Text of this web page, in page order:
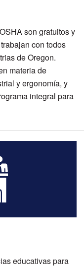
son gratuitos y
con todos
de Oregon.
materia de
y ergonomía, y
integral para
educativas para